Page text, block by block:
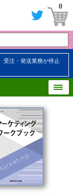
0
受注・発送業務が停止